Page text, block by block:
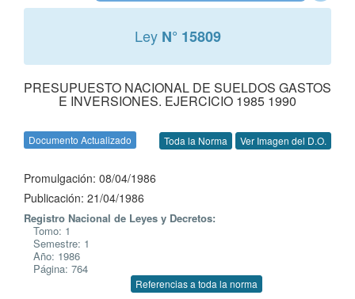
Ley N° 15809
PRESUPUESTO NACIONAL DE SUELDOS GASTOS
E INVERSIONES. EJERCICIO 1985 1990
Documento Actualizado Toda la Norma Ver Imagen del D.O.
Promulgación: 08/04/1986
Publicación: 21/04/1986
Registro Nacional de Leyes y Decretos:
Tomo: 1
Semestre: 1
Año: 1986
Página: 764
Referencias a toda la norma